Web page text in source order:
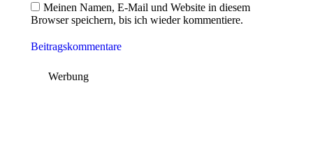
Meinen Namen, E-Mail und Website in diesem
Browser speichern, bis ich wieder kommentiere.
Beitragskommentare
Werbung